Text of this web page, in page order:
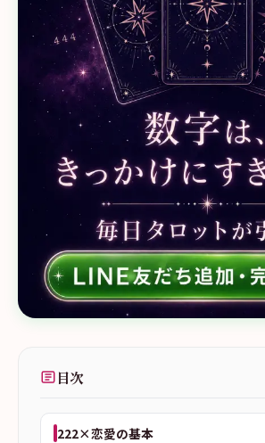
目次
222×恋愛の基本